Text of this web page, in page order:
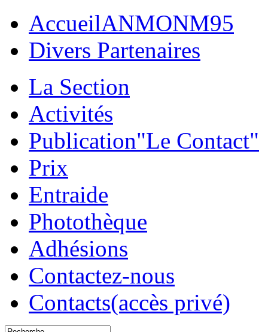
AccueilANMONM95
Divers Partenaires
La Section
Activités
Publication"Le Contact"
Prix
Entraide
Photothèque
Adhésions
Contactez-nous
Contacts(accès privé)